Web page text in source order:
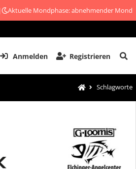
Aktuelle Mondphase: abnehmender Mond
Anmelden Registrieren
Schlagworte